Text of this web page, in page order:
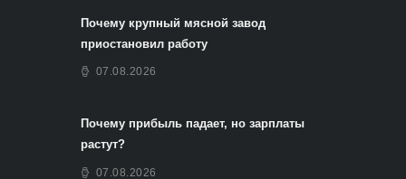
Почему крупный мясной завод
приостановил работу
07.08.2026
Почему прибыль падает, но зарплаты
растут?
07.08.2026